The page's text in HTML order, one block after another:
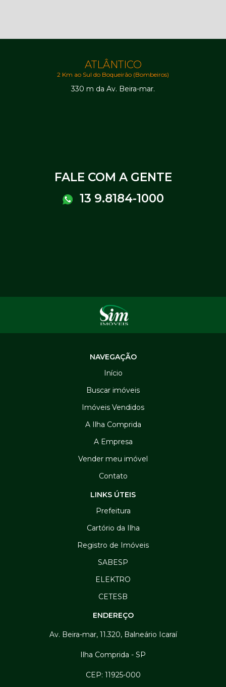
ATLÂNTICO
2 Km ao Sul do Boqueirão (Bombeiros)
330 m da Av. Beira-mar.
FALE COM A GENTE
13 9.8184-1000
NAVEGAÇÃO
Início
Buscar imóveis
Imóveis Vendidos
A Ilha Comprida
A Empresa
Vender meu imóvel
Contato
LINKS ÚTEIS
Prefeitura
Cartório da Ilha
Registro de Imóveis
SABESP
ELEKTRO
CETESB
ENDEREÇO
Av. Beira-mar, 11.320, Balneário Icaraí
Ilha Comprida - SP
CEP: 11925-000